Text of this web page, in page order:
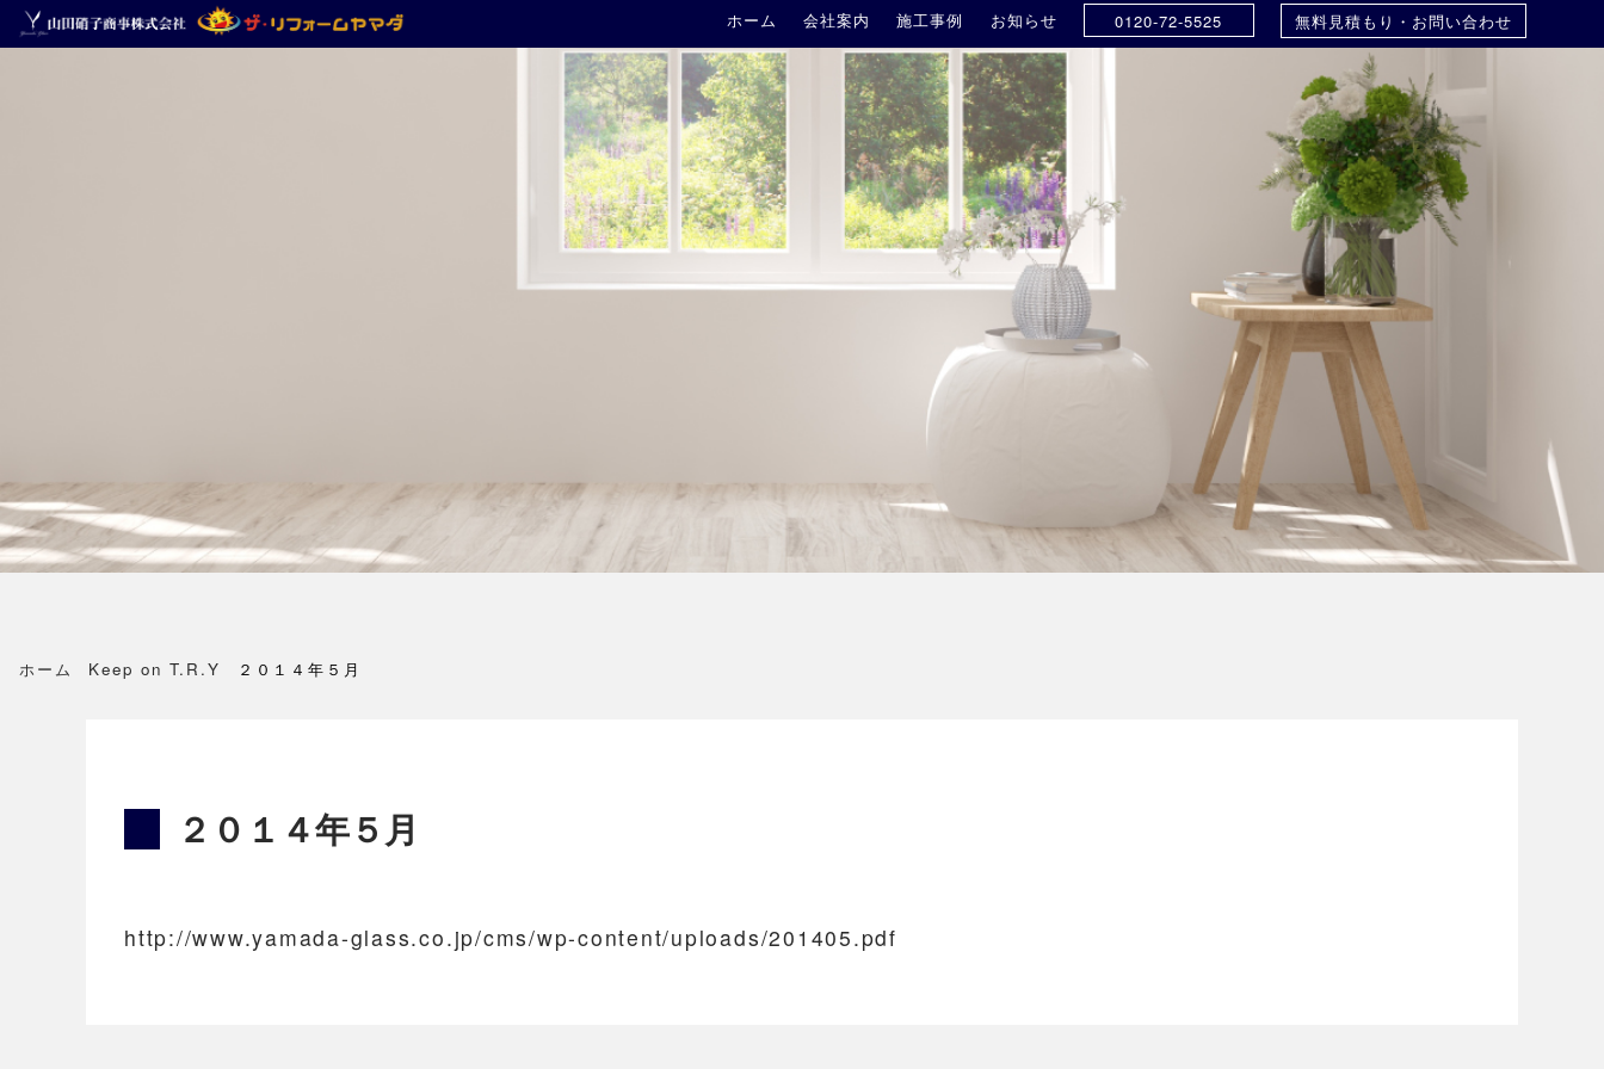
ホーム 会社案内 施工事例 お知らせ 0120-72-5525 無料見積もり・お問い合わせ
ホーム Keep on T.R.Y ２０１４年５月
２０１４年５月
http://www.yamada-glass.co.jp/cms/wp-content/uploads/201405.pdf